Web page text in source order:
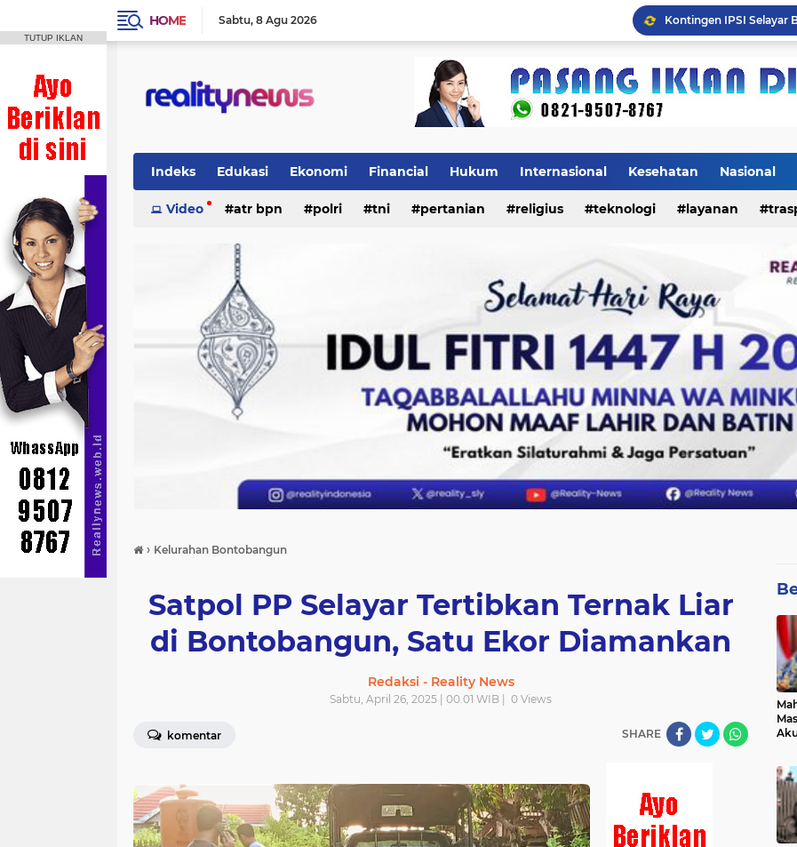
HOME Sabtu 8 Agu 2026
Mulai Agustus,
Indeks Edukasi Ekonomi Financial Hukum Internasional Kesehatan Nasional
Politik Regional Wisata
Video atr bpn polri tni pertanian religius teknologi layanan
› Kelurahan Bontobangun
Satpol PP Selayar Tertibkan Ternak Liar
di Bontobangun, Satu Ekor Diamankan
Redaksi - Reality News
Sabtu, April 26, 2025 | 00.01 WIB | 0 Views
komentar SHARE
TUTUP IKLAN